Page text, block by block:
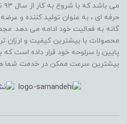
حرفه ای ، به عنوان تولید کننده و
گانه به فعالیت خود ادامه می دهد.
محصولات با بیشترین کیفیت و ارزان
پایین را سرلوحه خود قرار داده است که
بیشترین سرعت ممکن در خدمت شما هم